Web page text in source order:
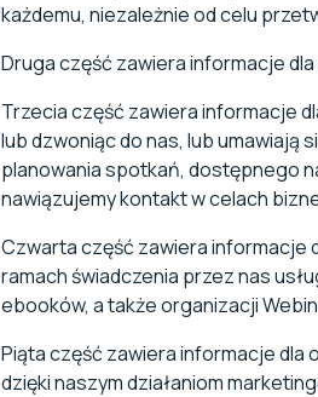
każdemu, niezależnie od celu
Druga część zawiera informacje
Trzecia część zawiera informacje
lub dzwoniąc do nas, lub umawiają
planowania spotkań, dostępnego
nawiązujemy kontakt w celach
Czwarta część zawiera informacje
ramach świadczenia przez nas
ebooków, a także organizacji
Piąta część zawiera informacje
dzięki naszym działaniom